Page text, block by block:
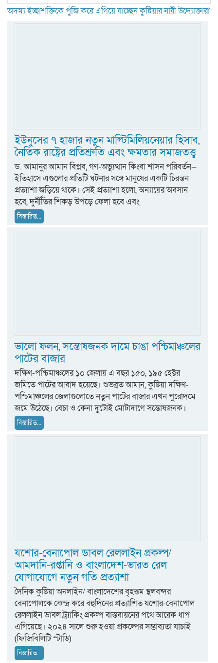
অদম্য ইচ্ছাশক্তিকে পুঁজি করে এগিয়ে যাচ্ছেন কুষ্টিয়ার নারী উদ্যোক্তারা
ইউনুসের ৭ হাজার নতুন মাল্টিমিলিয়নেয়ার হিসাব,
নৈতিক রাষ্ট্রের প্রতিশ্রুতি এবং ক্ষমতার সমাজতত্ত্ব
ড. আমানুর আমান বিপ্লব, গণ-অভ্যুত্থান কিংবা শাসন পরিবর্তন—
ইতিহাসে এগুলোর প্রতিটি ঘটনার সঙ্গে মানুষের একটি চিরন্তন
প্রত্যাশা জড়িয়ে থাকে। সেই প্রত্যাশা হলো, অন্যায়ের অবসান
হবে, দুর্নীতির শিকড় উপড়ে ফেলা হবে এবং
বিস্তারিত...
ভালো ফলন, সন্তোষজনক দামে চাঙা পশ্চিমাঞ্চলের
পাটের বাজার
দক্ষিণ-পশ্চিমাঞ্চলের ১০ জেলায় এ বছর ১৫০, ১৯৫ হেক্টর
জমিতে পাটের আবাদ হয়েছে। শুভব্রত আমান, কুষ্টিয়া দক্ষিণ-
পশ্চিমাঞ্চলের জেলাগুলোতে নতুন পাটের বাজার এখন পুরোদমে
জমে উঠেছে। বেচা ও কেনা দুটোই মোটাদাগে সন্তোষজনক।
বিস্তারিত...
যশোর-বেনাপোল ডাবল রেললাইন প্রকল্প/
আমদানি-রপ্তানি ও বাংলাদেশ-ভারত রেল
যোগাযোগে নতুন গতি প্রত্যাশা
দৈনিক কুষ্টিয়া অনলাইন/ বাংলাদেশের বৃহত্তম স্থলবন্দর
বেনাপোলকে কেন্দ্র করে বহুদিনের প্রত্যাশিত যশোর-বেনাপোল
রেললাইন ডাবল ট্র্যাকিং প্রকল্প বাস্তবায়নের পথে আরেক ধাপ
এগিয়েছে। ২০২৪ সালে শুরু হওয়া প্রকল্পের সম্ভাব্যতা যাচাই
(ফিজিবিলিটি স্টাডি)
বিস্তারিত...